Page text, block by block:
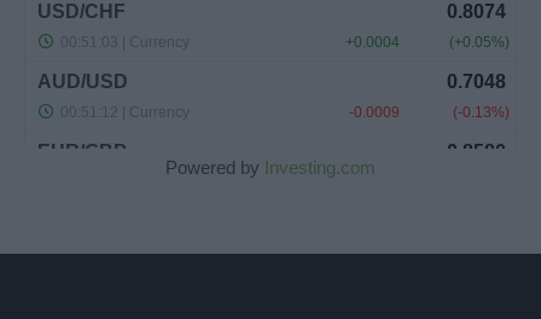
Powered by Investing.com